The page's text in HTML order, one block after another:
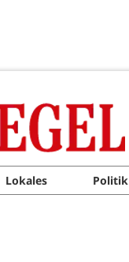
Lokales Politik